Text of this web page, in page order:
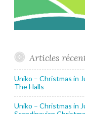
Articles
Uniko – Christmas in
The Halls
Uniko – Christmas in